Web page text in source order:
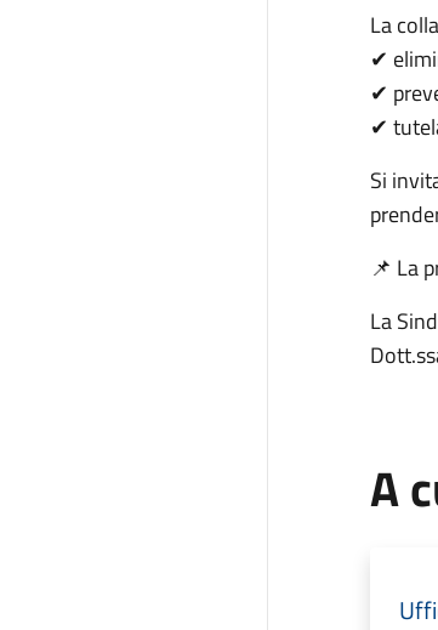
La
✔
✔
✔
Si
📌 La
La
A